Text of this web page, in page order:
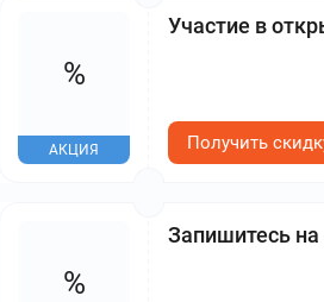
Участие в
%
АКЦИЯ Получить
Запишитесь
%